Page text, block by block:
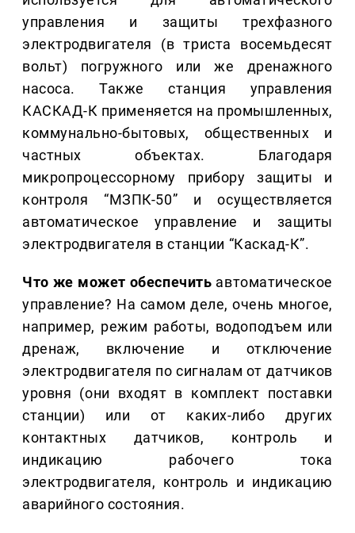
управления и защиты трехфазного
электродвигателя (в триста восемьдесят
вольт) погружного или же дренажного
насоса. Также станция управления
КАСКАД-К применяется на промышленных,
коммунально-бытовых, общественных и
частных объектах. Благодаря
микропроцессорному прибору защиты и
контроля “МЗПК-50” и осуществляется
автоматическое управление и защиты
электродвигателя в станции “Каскад-К”.
Что же может обеспечить автоматическое
управление? На самом деле, очень многое,
например, режим работы, водоподъем или
дренаж, включение и отключение
электродвигателя по сигналам от датчиков
уровня (они входят в комплект поставки
станции) или от каких-либо других
контактных датчиков, контроль и
индикацию рабочего тока
электродвигателя, контроль и индикацию
аварийного состояния.